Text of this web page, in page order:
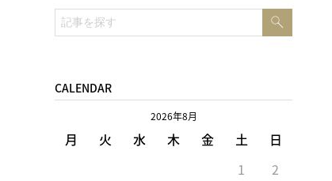
検
索:
CALENDAR
2026年8月
月 火 水 木 金 土 日
1
2